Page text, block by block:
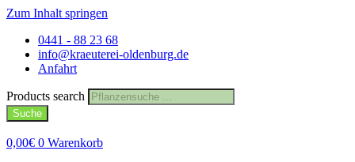
Zum Inhalt springen
0441 - 88 23 68
info@kraeuterei-oldenburg.de
Anfahrt
Products search
Suche
0,00€ 0 Warenkorb